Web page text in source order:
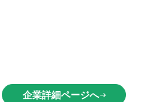
企業詳細ページへarrow_right_alt